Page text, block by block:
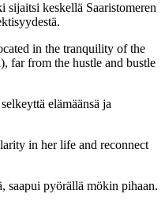
sijaitsi keskellä Saaristomeren
in the tranquility of the
far from the hustle and bustle
elämäänsä ja
in her life and reconnect
saapui pyörällä mökin pihaan.